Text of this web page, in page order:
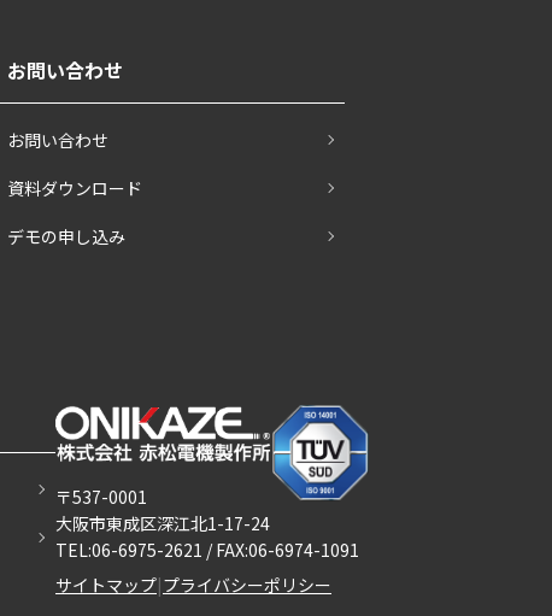
お問い合わせ
お問い合わせ
資料ダウンロード
デモの申し込み
〒537-0001
大阪市東成区深江北1-17-24
TEL:06-6975-2621 / FAX:06-6974-1091
サイトマップ|プライバシーポリシー